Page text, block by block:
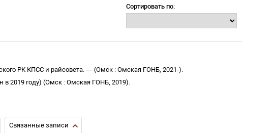
Сортировать по:
РК КПСС и райсовета. — (Омск : Омская ГОНБ, 2021-).
в 2019 году) (Омск : Омская ГОНБ, 2019).
Связанные записи